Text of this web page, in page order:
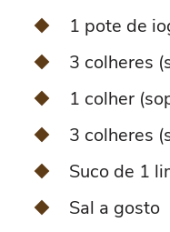
1 pote de
3 colheres
1 colher
3 colheres
Suco de 1
Sal a gosto